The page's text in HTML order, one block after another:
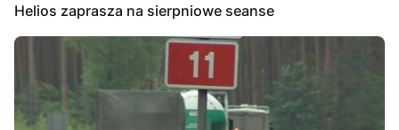
Helios zaprasza na sierpniowe seanse